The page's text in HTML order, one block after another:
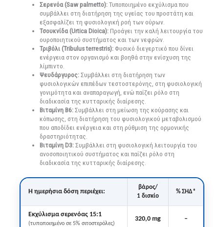
Σερενόα (Saw palmetto):Τυποποιημένο εκχύλισμα που
συμβάλλει στη διατήρηση της υγείας του προστάτη και
εξασφαλίζει τη φυσιολογική ροή των ούρων.
Τσουκνίδα (Urtica Dioica):Προάγει την καλή λειτουργία του
ουροποιητικού συστήματος και των νεφρών.
Τριβόλι (Tribulus terrestris): Φυσικό διεγερτικό που δίνει
ενέργεια στον οργανισμό και βοηθά στην ενίσχυση της
λίμπιντο.
Ψευδάργυρος:Συμβάλλει στη διατήρηση των
φυσιολογικών επιπέδων τεστοστερόνης, στη φυσιολογική
γονιμότητα και αναπαραγωγή, ενώ παίζει ρόλο στη
διαδικασία της κυτταρικής διαίρεσης.
Βιταμίνη B6:Συμβάλλει στη μείωση της κούρασης και
κόπωσης, στη διατήρηση του φυσιολογικού μεταβολισμού
που αποδίδει ενέργεια και στη ρύθμιση της ορμονικής
δραστηριότητας.
Βιταμίνη D3:Συμβάλλει στη φυσιολογική λειτουργία του
ανοσοποιητικού συστήματος και παίζει ρόλο στη
διαδικασία της κυτταρικής διαίρεσης.
Η ημερήσια δόση περιέχει:
βάρος/
1 δισκίο
% ΣΗΔ*
Εκχύλισμα σερενόας 15:1
(τυποποιημένο σε 5% σιτοστερόλες)
320,0 mg –